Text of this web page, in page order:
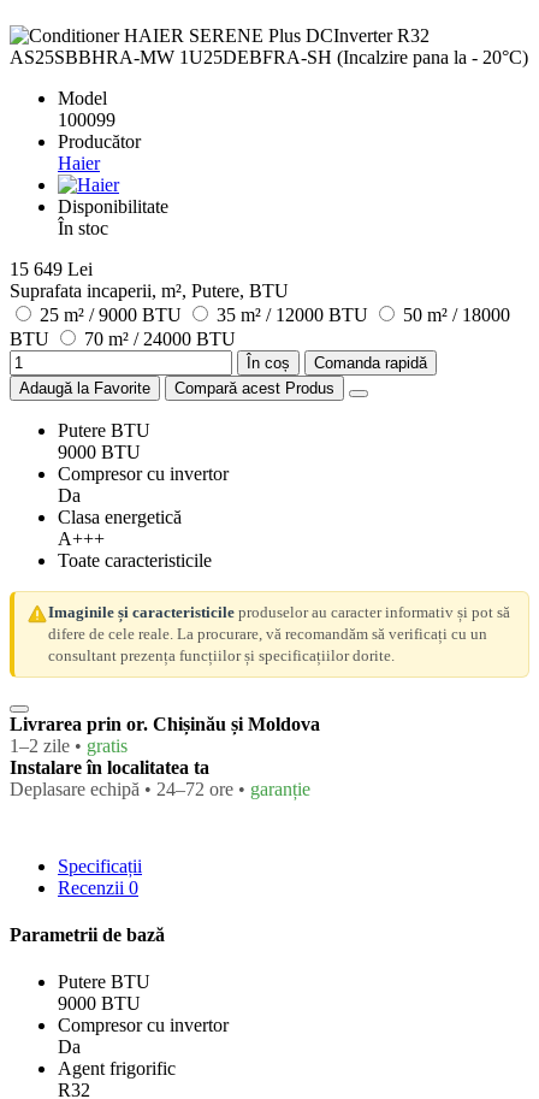
Model
100099
Producător
Haier
Disponibilitate
În stoc
15 649 Lei
Suprafata incaperii, m², Putere, BTU
25 m² / 9000 BTU
35 m² / 12000 BTU
50 m² / 18000
BTU
70 m² / 24000 BTU
În coș
Comanda rapidă
Adaugă la Favorite
Compară acest Produs
Putere BTU
9000 BTU
Compresor cu invertor
Da
Clasa energetică
A+++
Toate caracteristicile
Imaginile și caracteristicile produselor au caracter informativ și pot să
difere de cele reale. La procurare, vă recomandăm să verificați cu un
consultant prezența funcțiilor și specificațiilor dorite.
Livrarea prin or. Chișinău și Moldova
1–2 zile • gratis
Instalare în localitatea ta
Deplasare echipă • 24–72 ore • garanție
Specificații
Recenzii 0
Parametrii de bază
Putere BTU
9000 BTU
Compresor cu invertor
Da
Agent frigorific
R32